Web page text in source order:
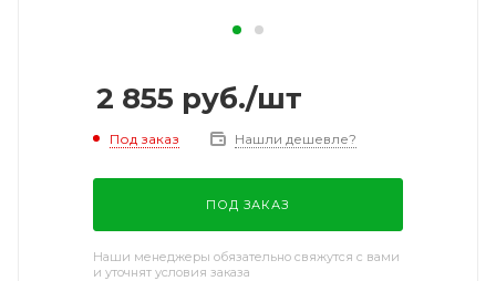
2 855 руб./шт
Под заказ Нашли дешевле?
ПОД ЗАКАЗ
Наши менеджеры обязательно свяжутся с вами
и уточнят условия заказа